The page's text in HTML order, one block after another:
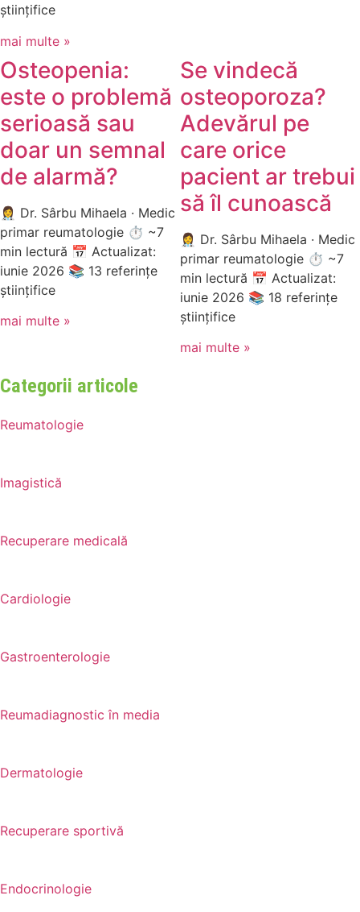
științifice
mai multe »
Osteopenia:
este o problemă
serioasă sau
doar un semnal
de alarmă?
👩‍⚕️ Dr. Sârbu Mihaela · Medic
primar reumatologie ⏱ ~7
min lectură 📅 Actualizat:
iunie 2026 📚 13 referințe
științifice
mai multe »
Se vindecă
osteoporoza?
Adevărul pe
care orice
pacient ar trebui
să îl cunoască
👩‍⚕️ Dr. Sârbu Mihaela · Medic
primar reumatologie ⏱ ~7
min lectură 📅 Actualizat:
iunie 2026 📚 18 referințe
științifice
mai multe »
Categorii articole
Reumatologie
Imagistică
Recuperare medicală
Cardiologie
Gastroenterologie
Reumadiagnostic în media
Dermatologie
Recuperare sportivă
Endocrinologie